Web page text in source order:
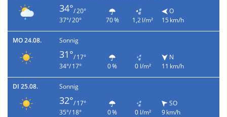
34°/ 20°
37°/ 20°
70 % 1,2 l/m²
O
15 km/h
MO 24.08. Sonnig
31°/ 17°
34°/ 17°
0 % 0 l/m²
N
11 km/h
DI 25.08. Sonnig
32°/ 17°
35°/ 18°
0 % 0 l/m²
SO
9 km/h